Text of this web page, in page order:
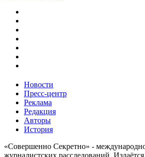
Новости
Пресс-центр
Реклама
Редакция
Авторы
История
«Совершенно Секретно» -
журналистских расследований. Издаётся